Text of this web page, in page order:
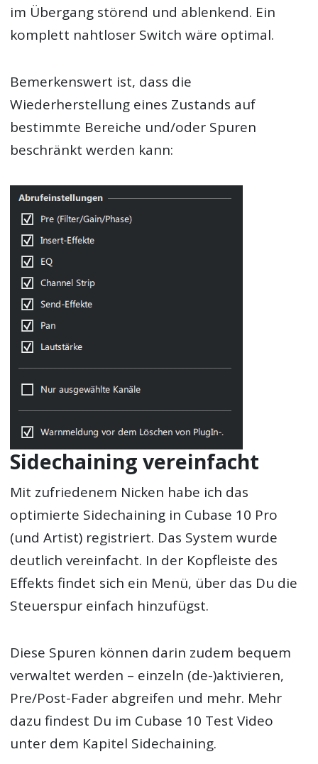
im Übergang störend und ablenkend. Ein
komplett nahtloser Switch wäre optimal.
Bemerkenswert ist, dass die
Wiederherstellung eines Zustands auf
bestimmte Bereiche und/oder Spuren
beschränkt werden kann:
Sidechaining vereinfacht
Mit zufriedenem Nicken habe ich das
optimierte Sidechaining in Cubase 10 Pro
(und Artist) registriert. Das System wurde
deutlich vereinfacht. In der Kopfleiste des
Effekts findet sich ein Menü, über das Du die
Steuerspur einfach hinzufügst.
Diese Spuren können darin zudem bequem
verwaltet werden – einzeln (de-)aktivieren,
Pre/Post-Fader abgreifen und mehr. Mehr
dazu findest Du im Cubase 10 Test Video
unter dem Kapitel Sidechaining.